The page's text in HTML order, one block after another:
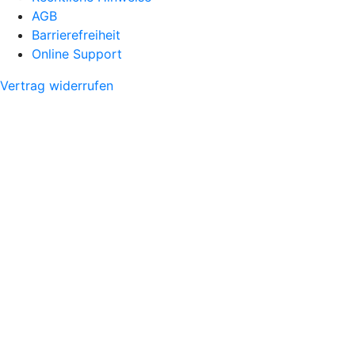
AGB
Barrierefreiheit
Online Support
Vertrag widerrufen